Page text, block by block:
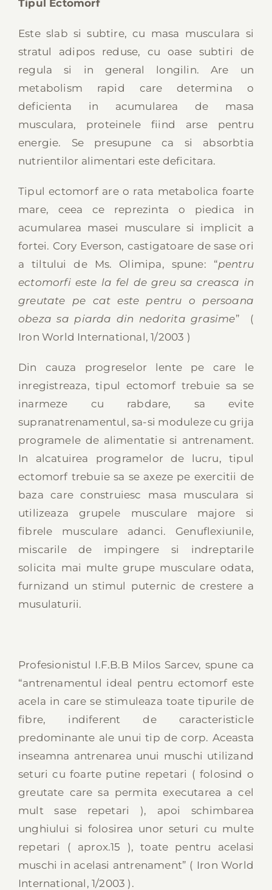
Tipul Ectomorf
Este slab si subtire, cu masa musculara si
stratul adipos reduse, cu oase subtiri de
regula si in general longilin.Are un
metabolism rapid care determina o
deficienta in acumularea de masa
musculara, proteinele fiind arse pentru
energie. Se presupune ca si absorbtia
nutrientilor alimentari este deficitara.
Tipul ectomorf are o rata metabolica foarte
mare, ceea ce reprezinta o piedica in
acumularea masei musculare si implicit a
fortei. Cory Everson, castigatoare de sase ori
a tiltului de Ms. Olimipa, spune: “pentru
ectomorfi este la fel de greu sa creasca in
greutate pe cat este pentru o persoana
obeza sa piarda din nedorita grasime” (
Iron World International, 1/2003 )
Din cauza progreselor lente pe care le
inregistreaza, tipul ectomorf trebuie sa se
inarmeze cu rabdare, sa evite
supranatrenamentul, sa-si moduleze cu grija
programele de alimentatie si antrenament.
In alcatuirea programelor de lucru, tipul
ectomorf trebuie sa se axeze pe exercitii de
baza care construiesc masa musculara si
utilizeaza grupele musculare majore si
fibrele musculare adanci. Genuflexiunile,
miscarile de impingere si indreptarile
solicita mai multe grupe musculare odata,
furnizand un stimul puternic de crestere a
musulaturii.
Profesionistul I.F.B.B Milos Sarcev, spune ca
“antrenamentul ideal pentru ectomorf este
acela in care se stimuleaza toate tipurile de
fibre, indiferent de caracteristicle
predominante ale unui tip de corp. Aceasta
inseamna antrenarea unui muschi utilizand
seturi cu foarte putine repetari ( folosind o
greutate care sa permita executarea a cel
mult sase repetari ), apoi schimbarea
unghiului si folosirea unor seturi cu multe
repetari ( aprox.15 ), toate pentru acelasi
muschi in acelasi antrenament” ( Iron World
International, 1/2003 ).